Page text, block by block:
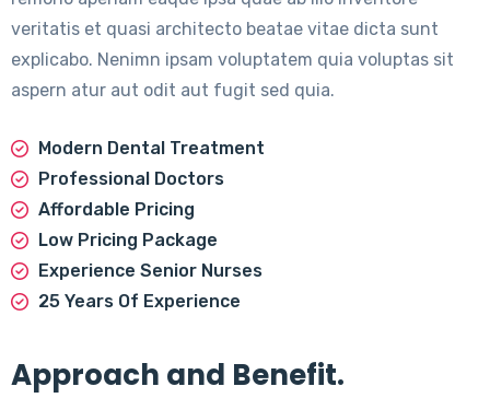
veritatis et quasi architecto beatae vitae dicta sunt
explicabo. Nenimn ipsam voluptatem quia voluptas sit
aspern atur aut odit aut fugit sed quia.
Modern Dental Treatment
Professional Doctors
Affordable Pricing
Low Pricing Package
Experience Senior Nurses
25 Years Of Experience
Approach and Benefit.